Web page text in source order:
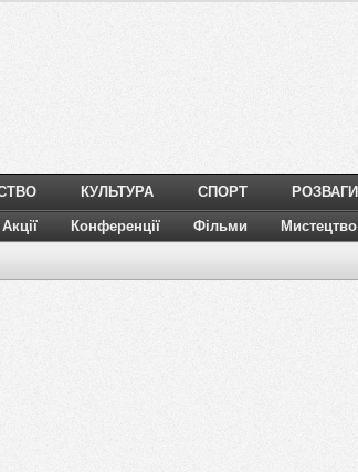
КУЛЬТУРА СПОРТ РОЗВАГИ
Акції Конференції Фільми Мистецтво